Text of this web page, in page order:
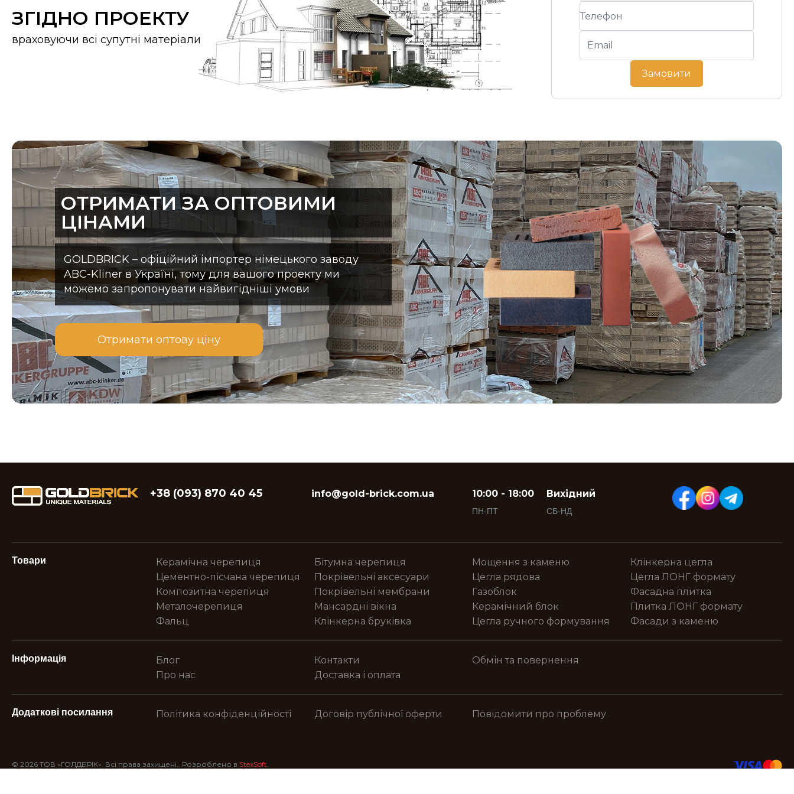
ЗГІДНО ПРОЕКТУ
враховуючи всі супутні матеріали
Замовити
ОТРИМАТИ ЗА ОПТОВИМИ
ЦІНАМИ
GOLDBRICK – офіційний імпортер німецького заводу
ABC-Kliner в Україні, тому для вашого проекту ми
можемо запропонувати найвигідніші умови
Отримати оптову ціну
+38 (093) 870 40 45 info@gold-brick.com.ua 10:00 - 18:00
ПН-ПТ
Вихідний
СБ-НД
Товари
Керамічна черепиця
Цементно-пісчана черепиця
Композитна черепиця
Металочерепиця
Фальц
Бітумна черепиця
Покрівельні аксесуари
Покрівельні мембрани
Мансардні вікна
Клінкерна бруківка
Мощення з каменю
Цегла рядова
Газоблок
Керамічний блок
Цегла ручного формування
Клінкерна цегла
Цегла ЛОНГ формату
Фасадна плитка
Плитка ЛОНГ формату
Фасади з каменю
Інформація
Блог
Про нас
Контакти
Доставка і оплата
Обмін та повернення
Додаткові посилання Політика конфіденційності Договір публічної оферти Повідомити про проблему
© 2026 ТОВ «ГОЛДБРІК». Всі права захищені.. Розроблено в StexSoft